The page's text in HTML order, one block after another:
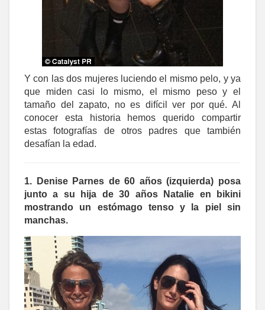
Y con las dos mujeres luciendo el mismo pelo, y ya
que miden casi lo mismo, el mismo peso y el
tamaño del zapato, no es difícil ver por qué. Al
conocer esta historia hemos querido compartir
estas fotografías de otros padres que también
desafían la edad.
1. Denise Parnes de 60 años (izquierda) posa
junto a su hija de 30 años Natalie en bikini
mostrando un estómago tenso y la piel sin
manchas.